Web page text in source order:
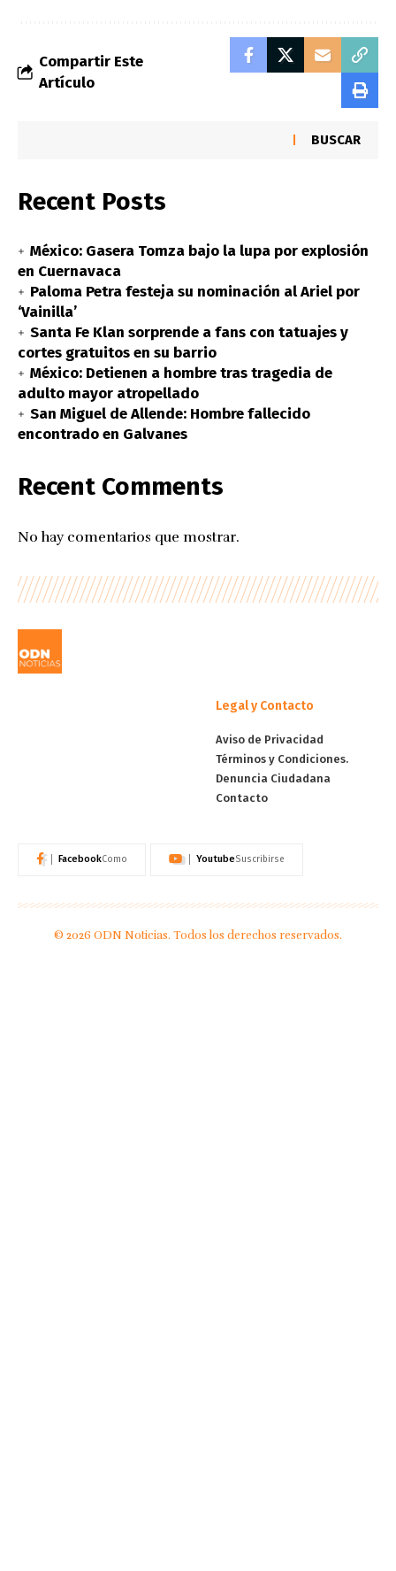
Compartir Este
Artículo
BUSCAR
Recent Posts
México: Gasera Tomza bajo la lupa por explosión
en Cuernavaca
Paloma Petra festeja su nominación al Ariel por
‘Vainilla’
Santa Fe Klan sorprende a fans con tatuajes y
cortes gratuitos en su barrio
México: Detienen a hombre tras tragedia de
adulto mayor atropellado
San Miguel de Allende: Hombre fallecido
encontrado en Galvanes
Recent Comments
No hay comentarios que mostrar.
Legal y Contacto
Aviso de Privacidad
Términos y Condiciones.
Denuncia Ciudadana
Contacto
FacebookComo YoutubeSuscribirse
© 2026 ODN Noticias. Todos los derechos reservados.